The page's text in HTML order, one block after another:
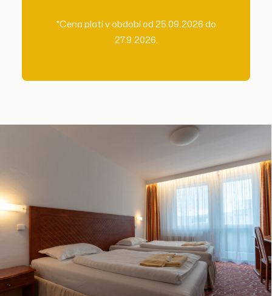
*Cena platí v období od 25.09.2026 do
27.9.2026.